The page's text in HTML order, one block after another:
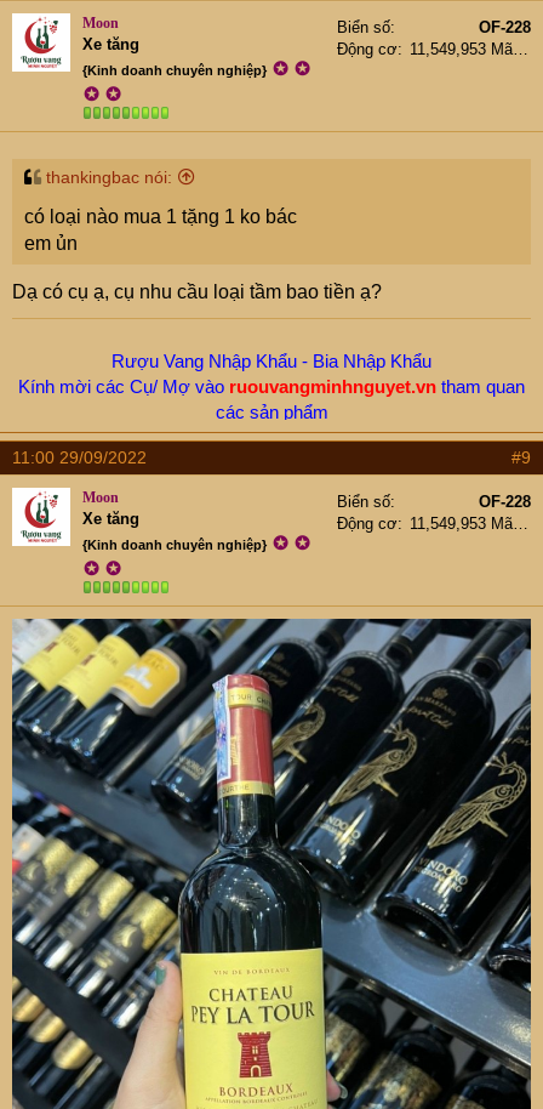
t
i
o
n
Moon
Xe tăng
{Kinh doanh chuyên nghiệp} ✪ ✪
✪ ✪
Biển số
OF-228
Động cơ
thankingbac nói:
có loại nào mua 1 tặng 1 ko bác
em ủn
Dạ có cụ ạ, cụ nhu cầu loại tầm bao tiền ạ?
Rượu Vang Nhập Khẩu - Bia Nhập Khẩu
Kính mời các Cụ/ Mợ vào ruouvangminhnguyet.vn tham quan
các sản phẩm
Hotline/ Zalo -New.Moon:0912655199
11:00 29/09/2022 #9
Moon
Xe tăng
{Kinh doanh chuyên nghiệp} ✪ ✪
✪ ✪
Biển số
OF-228
Động cơ